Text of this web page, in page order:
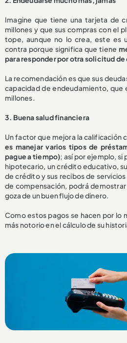
Imagine que tiene una tarjeta de
millones y que sus compras con el
tope, aunque no lo crea, este es
contra porque significa que tiene
para responder por otra solicitud
La recomendación es que sus
capacidad de endeudamiento, que
millones.
3. Buena salud financiera
Un factor que mejora la calificación
es manejar varios tipos de
pague a tiempo); así por ejemplo, si
hipotecario, un crédito educativo,
de crédito y sus recibos de
de compensación, podrá
goza de un buen flujo de dinero.
Como estos pagos se hacen por lo
más notorio en el cálculo de su